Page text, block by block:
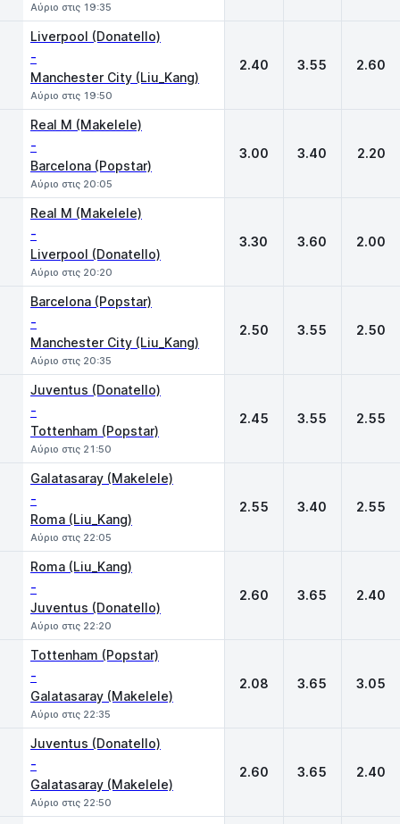
Αύριο στις 19:35
Liverpool (Donatello)
-
Manchester City (Liu_Kang)
Αύριο στις 19:50
2.40 3.55 2.60
Real M (Makelele)
-
Barcelona (Popstar)
Αύριο στις 20:05
3.00 3.40 2.20
Real M (Makelele)
-
Liverpool (Donatello)
Αύριο στις 20:20
3.30 3.60 2.00
Barcelona (Popstar)
-
Manchester City (Liu_Kang)
Αύριο στις 20:35
2.50 3.55 2.50
Juventus (Donatello)
-
Tottenham (Popstar)
Αύριο στις 21:50
2.45 3.55 2.55
Galatasaray (Makelele)
-
Roma (Liu_Kang)
Αύριο στις 22:05
2.55 3.40 2.55
Roma (Liu_Kang)
-
Juventus (Donatello)
Αύριο στις 22:20
2.60 3.65 2.40
Tottenham (Popstar)
-
Galatasaray (Makelele)
Αύριο στις 22:35
2.08 3.65 3.05
Juventus (Donatello)
-
Galatasaray (Makelele)
Αύριο στις 22:50
2.60 3.65 2.40